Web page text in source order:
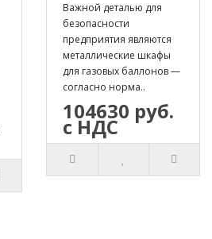
Важной деталью для
безопасности
предприятия являются
металлические шкафы
для газовых баллонов —
согласно норма..
104630 руб.
с НДС